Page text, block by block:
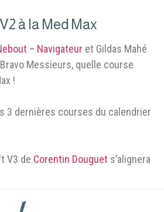
à la Med Max
– Navigateur et Gildas Mahé
Messieurs, quelle course
!
3 dernières courses du calendrier
V3 de Corentin Douguet s’alignera